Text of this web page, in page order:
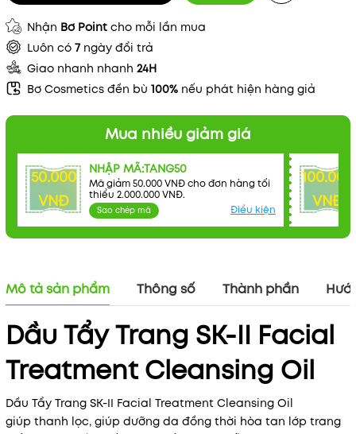
Nhận Bơ Point cho mỗi lần mua
Luôn có 7 ngày đổi trả
Giao nhanh nhanh 24H
Bơ Cosmetics đền bù 100% nếu phát hiện hàng giả
Mua nhiều giảm giá
50.000
VNĐ
NHẬP MÃ:TANG50
Mã giảm 50.000 VNĐ cho đơn hàng tối
thiểu 2.000.000 VNĐ.
Sao chép mã Điều kiện
100.000
VNĐ
Mô tả sản phẩm Thông số Thành phần
Dầu Tẩy Trang SK-II Facial
Treatment Cleansing Oil
Dầu Tẩy Trang SK-II Facial Treatment Cleansing Oil
giúp thanh lọc, giúp dưỡng da đồng thời hòa tan lớp trang